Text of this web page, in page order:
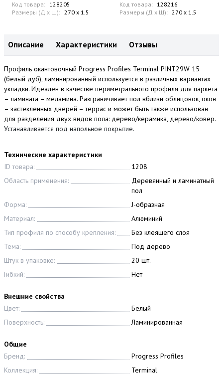
Код товара: 128205
Размеры (Д x Ш): 270 x 1.5
Код товара: 128216
Размеры (Д x Ш): 270 x 1.5
Описание Характеристики Отзывы
Профиль окантовочный Progress Profiles Terminal PINT29W 15
(белый дуб), ламинированный используется в различных вариантах
укладки. Идеален в качестве периметрального профиля для паркета
– ламината – меламина. Разграничивает пол вблизи облицовок, окон
– застекленных дверей – террас и может быть также использован
для разделения двух видов пола: дерево/керамика, дерево/ковер.
Устанавливается под напольное покрытие.
Технические характеристики
ID товара:
1208
Область применения:
Деревянный и ламинатный
пол
Форма:
J-образная
Материал:
Алюминий
Тип профиля по способу крепления:
Без клеящего слоя
Тема:
Под дерево
Штук в упаковке:
20 шт.
Гибкий:
Нет
Внешние свойства
Цвет:
Белый
Поверхность:
Ламинированная
Общие
Бренд:
Progress Profiles
Коллекция:
Terminal